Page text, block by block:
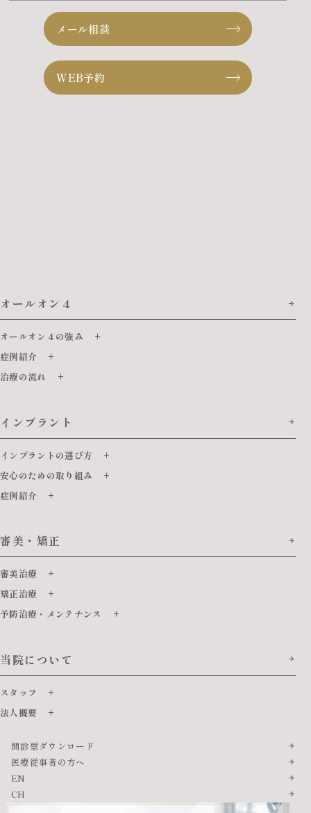
メール相談
WEB予約
オールオン４
オールオン４の強み
症例紹介
治療の流れ
インプラント
インプラントの選び方
安心のための取り組み
症例紹介
審美・矯正
審美治療
矯正治療
予防治療・メンテナンス
当院について
スタッフ
法人概要
問診票ダウンロード
医療従事者の方へ
EN
CH